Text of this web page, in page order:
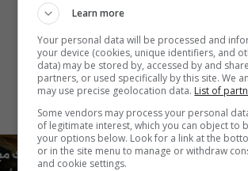
Learn more
Your personal data will be processed and
your device (cookies, unique identifiers, and
data) may be stored by, accessed by and
partners, or used specifically by this site. We
may use precise geolocation data. List of
Some vendors may process your personal
of legitimate interest, which you can object to
your options below. Look for a link at the
or in the site menu to manage or withdraw
and cookie settings.